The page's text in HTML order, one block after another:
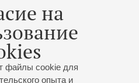
на
файлы cookie для
опыта и
№ 1